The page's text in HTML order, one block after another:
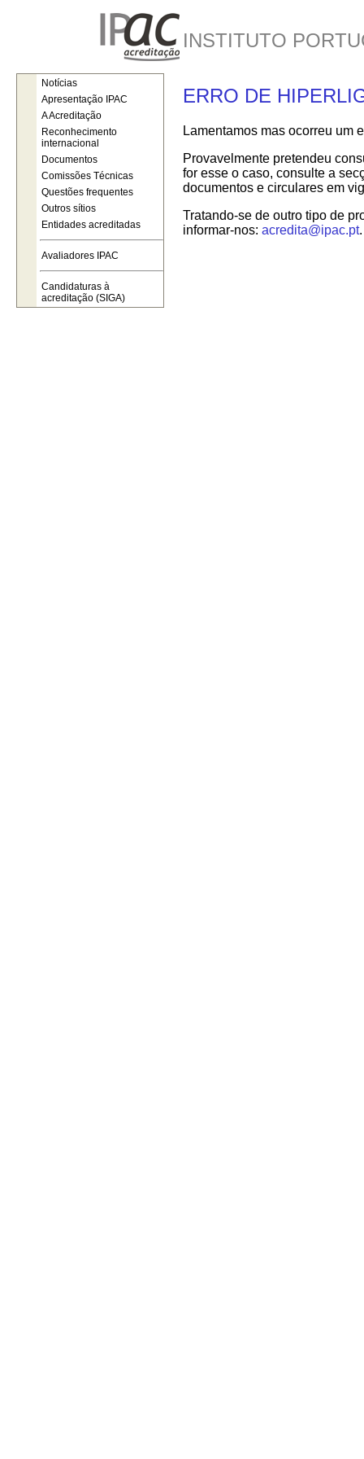
INSTITUTO
ERRO DE
Lamentamos mas ocorreu um
Provavelmente pretendeu
for esse o caso, consulte a
documentos e circulares em
Tratando-se de outro tipo de
informar-nos: acredita@ipac.pt.
Notícias
Apresentação IPAC
A Acreditação
Reconhecimento
internacional
Documentos
Comissões Técnicas
Questões frequentes
Outros sítios
Entidades acreditadas
Avaliadores IPAC
Candidaturas à
acreditação (SIGA)